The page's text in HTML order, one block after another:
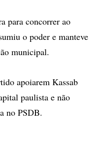
para concorrer ao
o poder e manteve
municipal.
apoiarem Kassab
paulista e não
no PSDB.